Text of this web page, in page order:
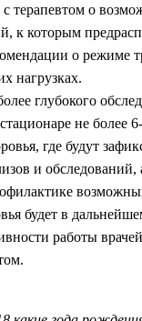
с терапевтом о
к которым
о режиме
нагрузках.
глубокого
не более
где будут
и обследований,
будет в
работы